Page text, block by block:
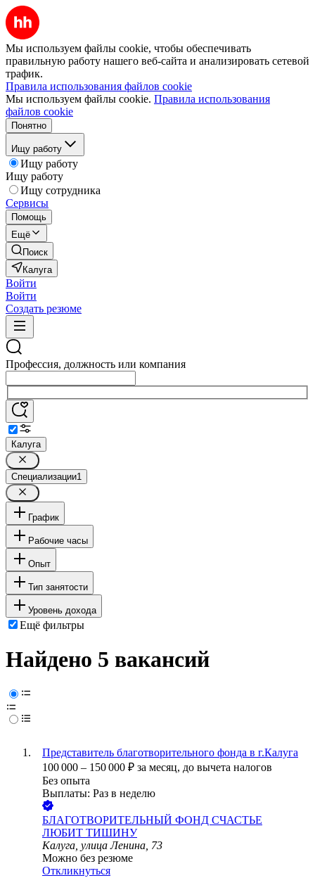
Мы используем файлы cookie, чтобы обеспечивать
правильную работу нашего веб-сайта и анализировать сетевой
трафик.
Правила использования файлов cookie
Мы используем файлы cookie. Правила использования
файлов cookie
Понятно
Ищу работу
Ищу работу
Ищу работу
Ищу сотрудника
Сервисы
Помощь
Ещё
Поиск
Калуга
Войти
Войти
Создать резюме
Профессия, должность или компания
Калуга
Специализации1
График
Рабочие часы
Опыт
Тип занятости
Уровень дохода
Ещё фильтры
Найдено 5 вакансий
Представитель благотворительного фонда в г.Калуга
100 000 – 150 000 ₽ за месяц, до вычета налогов
Без опыта
Выплаты: Раз в неделю
БЛАГОТВОРИТЕЛЬНЫЙ ФОНД СЧАСТЬЕ
ЛЮБИТ ТИШИНУ
Калуга, улица Ленина, 73
Можно без резюме
Откликнуться